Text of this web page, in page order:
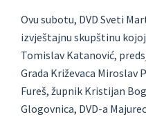
Ovu subotu, DVD Sveti
izvještajnu skupštinu
Tomislav Katanović,
Grada Križevaca Miroslav
Fureš, župnik Kristijan
Glogovnica, DVD-a